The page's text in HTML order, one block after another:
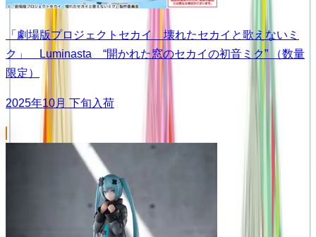
「劇場版プロジェクトセカイ 壊れたセカイと歌えないミ
ク」 Luminasta “開かれた窓のセカイの初音ミク” （数量
限定）
2025年10月 下旬入荷